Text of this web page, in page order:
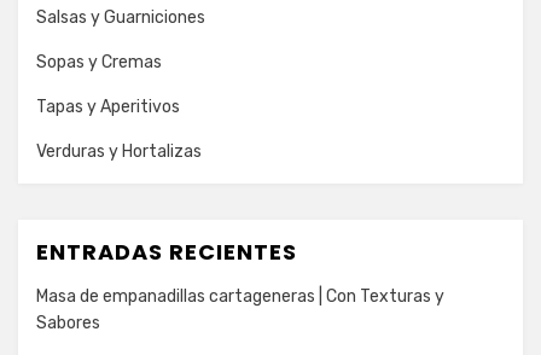
Salsas y Guarniciones
Sopas y Cremas
Tapas y Aperitivos
Verduras y Hortalizas
ENTRADAS RECIENTES
Masa de empanadillas cartageneras | Con Texturas y
Sabores